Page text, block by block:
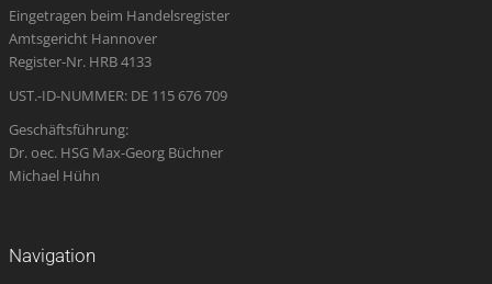
new
window
new
window
new
window
in
new
window
new
Eingetragen beim Handelsregister
Amtsgericht Hannover
Register-Nr. HRB 4133
UST.-ID-NUMMER: DE 115 676 709
Geschäftsführung:
Dr. oec. HSG Max-Georg Büchner
Michael Hühn
Navigation